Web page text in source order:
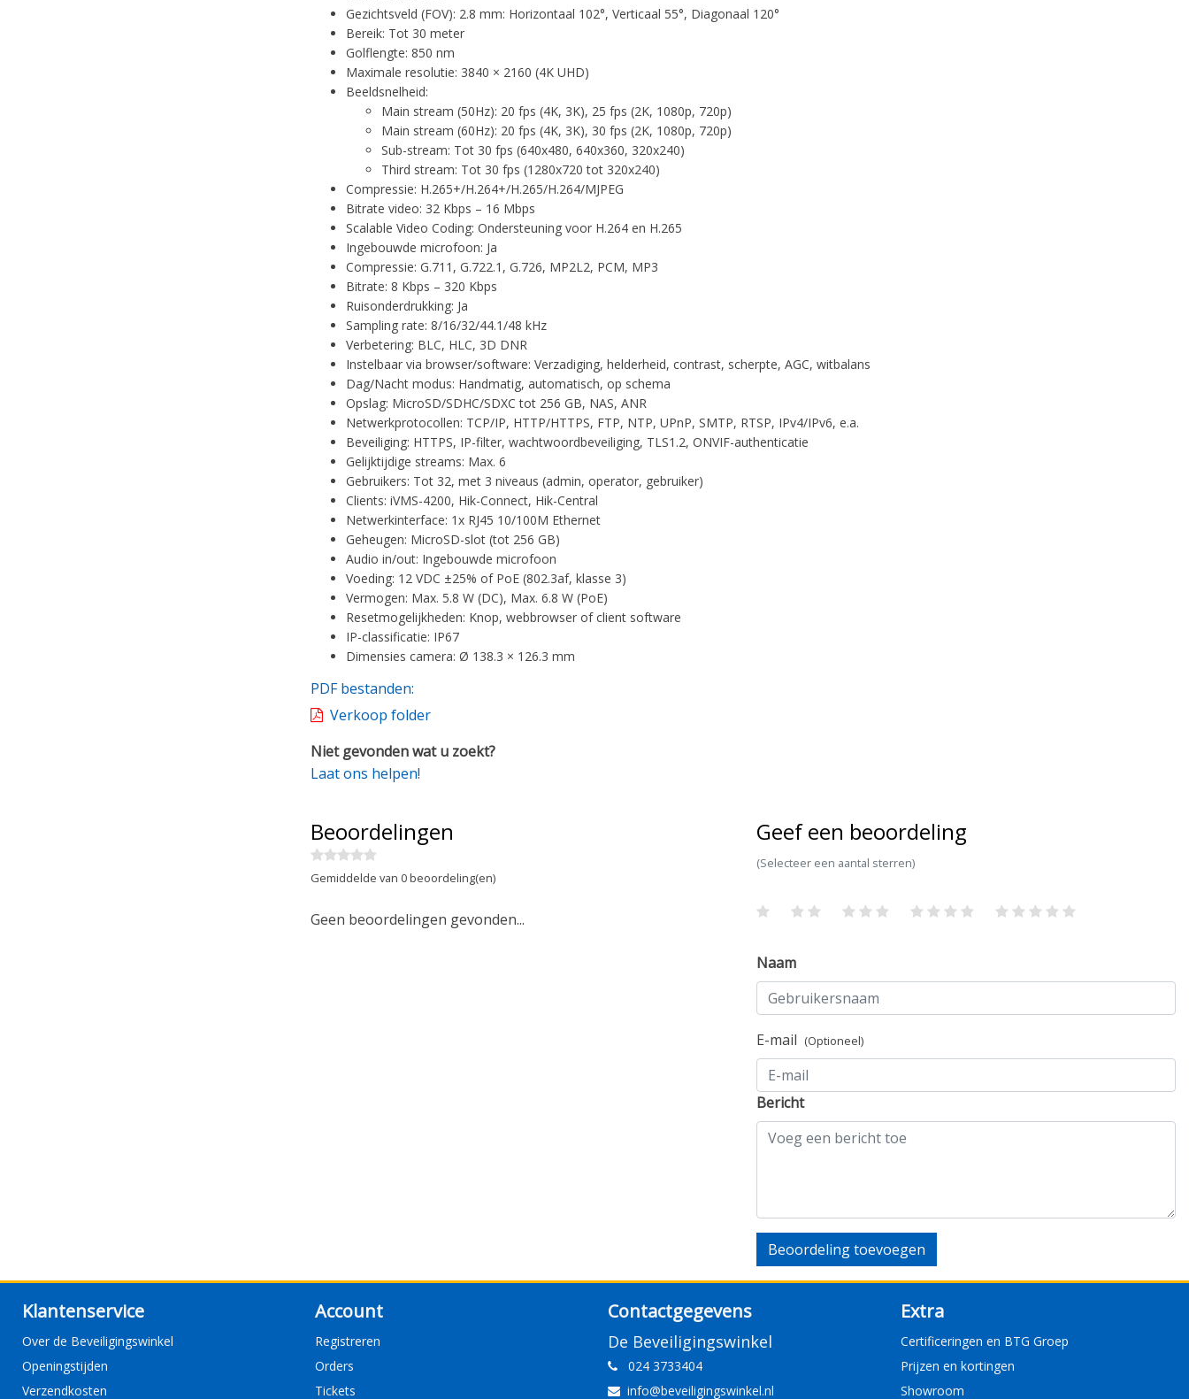
Gezichtsveld (FOV): 2.8 mm: Horizontaal 102°, Verticaal 55°, Diagonaal 120°
Bereik: Tot 30 meter
Golflengte: 850 nm
Maximale resolutie: 3840 × 2160 (4K UHD)
Beeldsnelheid:
Main stream (50Hz): 20 fps (4K, 3K), 25 fps (2K, 1080p, 720p)
Main stream (60Hz): 20 fps (4K, 3K), 30 fps (2K, 1080p, 720p)
Sub-stream: Tot 30 fps (640x480, 640x360, 320x240)
Third stream: Tot 30 fps (1280x720 tot 320x240)
Compressie: H.265+/H.264+/H.265/H.264/MJPEG
Bitrate video: 32 Kbps – 16 Mbps
Scalable Video Coding: Ondersteuning voor H.264 en H.265
Ingebouwde microfoon: Ja
Compressie: G.711, G.722.1, G.726, MP2L2, PCM, MP3
Bitrate: 8 Kbps – 320 Kbps
Ruisonderdrukking: Ja
Sampling rate: 8/16/32/44.1/48 kHz
Verbetering: BLC, HLC, 3D DNR
Instelbaar via browser/software: Verzadiging, helderheid, contrast, scherpte, AGC, witbalans
Dag/Nacht modus: Handmatig, automatisch, op schema
Opslag: MicroSD/SDHC/SDXC tot 256 GB, NAS, ANR
Netwerkprotocollen: TCP/IP, HTTP/HTTPS, FTP, NTP, UPnP, SMTP, RTSP, IPv4/IPv6, e.a.
Beveiliging: HTTPS, IP-filter, wachtwoordbeveiliging, TLS1.2, ONVIF-authenticatie
Gelijktijdige streams: Max. 6
Gebruikers: Tot 32, met 3 niveaus (admin, operator, gebruiker)
Clients: iVMS-4200, Hik-Connect, Hik-Central
Netwerkinterface: 1x RJ45 10/100M Ethernet
Geheugen: MicroSD-slot (tot 256 GB)
Audio in/out: Ingebouwde microfoon
Voeding: 12 VDC ±25% of PoE (802.3af, klasse 3)
Vermogen: Max. 5.8 W (DC), Max. 6.8 W (PoE)
Resetmogelijkheden: Knop, webbrowser of client software
IP-classificatie: IP67
Dimensies camera: Ø 138.3 × 126.3 mm
PDF bestanden:
Verkoop folder
Niet gevonden wat u zoekt?
Laat ons helpen!
Beoordelingen
Gemiddelde van 0 beoordeling(en)
Geen beoordelingen gevonden...
Geef een beoordeling
(Selecteer een aantal sterren)
Naam
E-mail (Optioneel)
Bericht
Beoordeling toevoegen
Klantenservice
Over de Beveiligingswinkel
Openingstijden
Verzendkosten
Account
Registreren
Orders
Tickets
Contactgegevens
De Beveiligingswinkel
024 3733404
info@beveiligingswinkel.nl
Extra
Certificeringen en BTG Groep
Prijzen en kortingen
Showroom